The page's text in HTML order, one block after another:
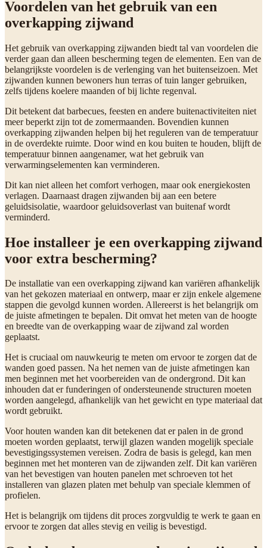
Voordelen van het gebruik van een
overkapping zijwand
Het gebruik van overkapping zijwanden biedt tal van voordelen die
verder gaan dan alleen bescherming tegen de elementen. Een van de
belangrijkste voordelen is de verlenging van het buitenseizoen. Met
zijwanden kunnen bewoners hun terras of tuin langer gebruiken,
zelfs tijdens koelere maanden of bij lichte regenval.
Dit betekent dat barbecues, feesten en andere buitenactiviteiten niet
meer beperkt zijn tot de zomermaanden. Bovendien kunnen
overkapping zijwanden helpen bij het reguleren van de temperatuur
in de overdekte ruimte. Door wind en kou buiten te houden, blijft de
temperatuur binnen aangenamer, wat het gebruik van
verwarmingselementen kan verminderen.
Dit kan niet alleen het comfort verhogen, maar ook energiekosten
verlagen. Daarnaast dragen zijwanden bij aan een betere
geluidsisolatie, waardoor geluidsoverlast van buitenaf wordt
verminderd.
Hoe installeer je een overkapping zijwand
voor extra bescherming?
De installatie van een overkapping zijwand kan variëren afhankelijk
van het gekozen materiaal en ontwerp, maar er zijn enkele algemene
stappen die gevolgd kunnen worden. Allereerst is het belangrijk om
de juiste afmetingen te bepalen. Dit omvat het meten van de hoogte
en breedte van de overkapping waar de zijwand zal worden
geplaatst.
Het is cruciaal om nauwkeurig te meten om ervoor te zorgen dat de
wanden goed passen. Na het nemen van de juiste afmetingen kan
men beginnen met het voorbereiden van de ondergrond. Dit kan
inhouden dat er funderingen of ondersteunende structuren moeten
worden aangelegd, afhankelijk van het gewicht en type materiaal dat
wordt gebruikt.
Voor houten wanden kan dit betekenen dat er palen in de grond
moeten worden geplaatst, terwijl glazen wanden mogelijk speciale
bevestigingssystemen vereisen. Zodra de basis is gelegd, kan men
beginnen met het monteren van de zijwanden zelf. Dit kan variëren
van het bevestigen van houten panelen met schroeven tot het
installeren van glazen platen met behulp van speciale klemmen of
profielen.
Het is belangrijk om tijdens dit proces zorgvuldig te werk te gaan en
ervoor te zorgen dat alles stevig en veilig is bevestigd.